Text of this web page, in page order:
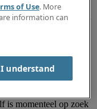
of Use. More
information can
I understand